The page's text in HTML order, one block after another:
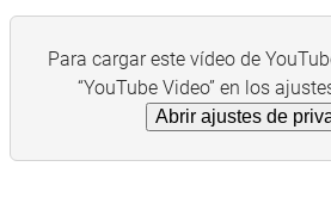
Para cargar este vídeo de
“YouTube Video” en los
Abrir ajustes de